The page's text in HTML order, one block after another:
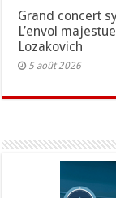
Grand concert
L’envol
Lozakovich
5 août 2026